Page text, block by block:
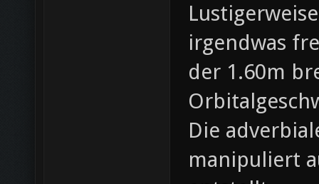
irgendwas
der 1.60m
Die
manipuliert